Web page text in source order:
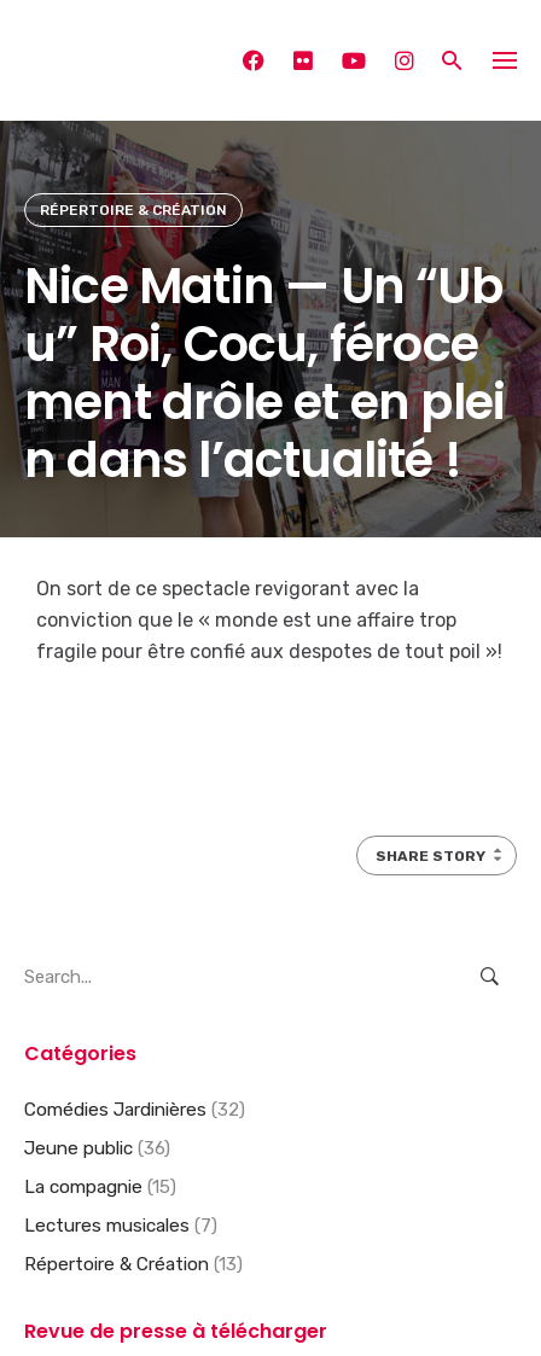
RÉPERTOIRE & CRÉATION
Nice Matin — Un “Ub
u” Roi, Cocu, féroce
ment drôle et en plei
n dans l’actualité !
On sort de ce spectacle revigorant avec la
conviction que le « monde est une affaire trop
fragile pour être confié aux despotes de tout poil »!
SHARE STORY
for:
Catégories
Comédies Jardinières (32)
Jeune public (36)
La compagnie (15)
Lectures musicales (7)
Répertoire & Création (13)
Revue de presse à télécharger